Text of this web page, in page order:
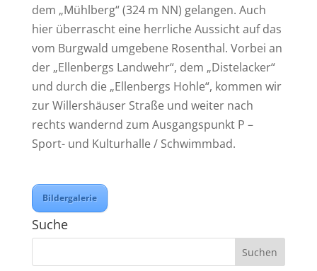
dem „Mühlberg“ (324 m NN) gelangen. Auch
hier überrascht eine herrliche Aussicht auf das
vom Burgwald umgebene Rosenthal. Vorbei an
der „Ellenbergs Landwehr“, dem „Distelacker“
und durch die „Ellenbergs Hohle“, kommen wir
zur Willershäuser Straße und weiter nach
rechts wandernd zum Ausgangspunkt P –
Sport- und Kulturhalle / Schwimmbad.
Bildergalerie
Suche